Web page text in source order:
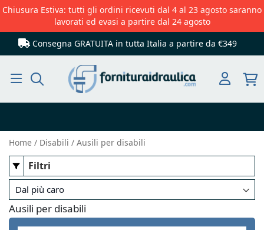
Chiusura Estiva: tutti gli ordini ricevuti dal 4 al 23 agosto saranno
lavorati ed evasi a partire dal 24 agosto
Consegna GRATUITA in tutta Italia a partire da €349
Home Disabili Ausili per disabili
Ausili per disabili
Filtri